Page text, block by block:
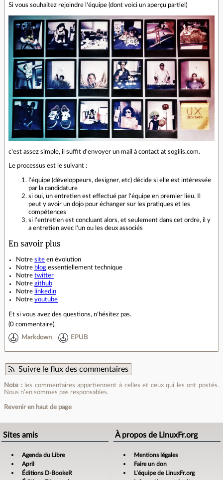
Si vous souhaitez rejoindre l'équipe (dont voici un aperçu partiel)
c'est assez simple, il suffit d'envoyer un mail à contact at sogilis.com.
Le processus est le suivant :
l'équipe (développeurs, designer, etc) décide si elle est intéressée
par la candidature
si oui, un entretien est effectué par l'équipe en premier lieu. Il
peut y avoir un dojo pour échanger sur les pratiques et les
compétences
si l'entretien est concluant alors, et seulement dans cet ordre, il y
a entretien avec l'un ou les deux associés
En savoir plus
Notre site en évolution
Notre blog essentiellement technique
Notre twitter
Notre github
Notre linkedin
Notre youtube
Et si vous avez des questions, n'hésitez pas.
(0 commentaire).
Markdown EPUB
Suivre le flux des commentaires
Note :les commentaires appartiennent à celles et ceux qui les ont postés.
Nous n’en sommes pas responsables.
Revenir en haut de page
Sites amis
Agenda du Libre
April
Éditions D-BookeR
À propos de LinuxFr.org
Mentions légales
Faire un don
L’équipe de LinuxFr.org